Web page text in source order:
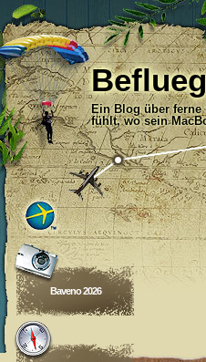
Ein Blog über
fühlt, wo sein
Baveno 2026